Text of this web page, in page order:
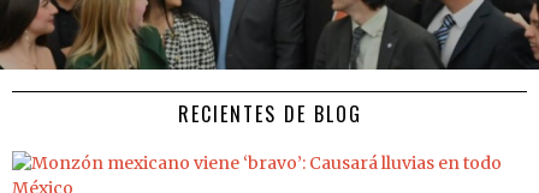
RECIENTES DE BLOG